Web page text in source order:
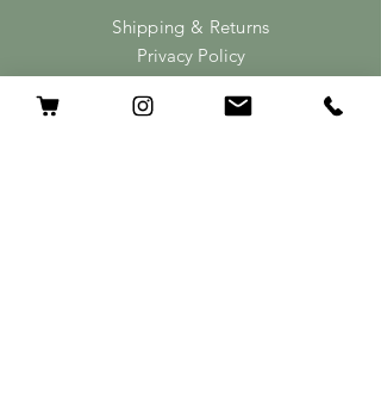
Shipping & Returns
Privacy Policy
FAQ